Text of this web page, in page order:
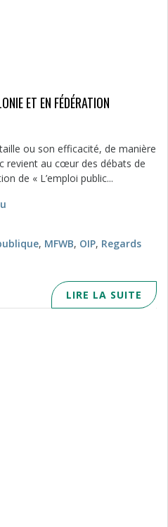
ET EN FÉDÉRATION
ou son efficacité, de manière
revient au cœur des débats de
de « L’emploi public...
, MFWB, OIP, Regards
LIRE LA SUITE